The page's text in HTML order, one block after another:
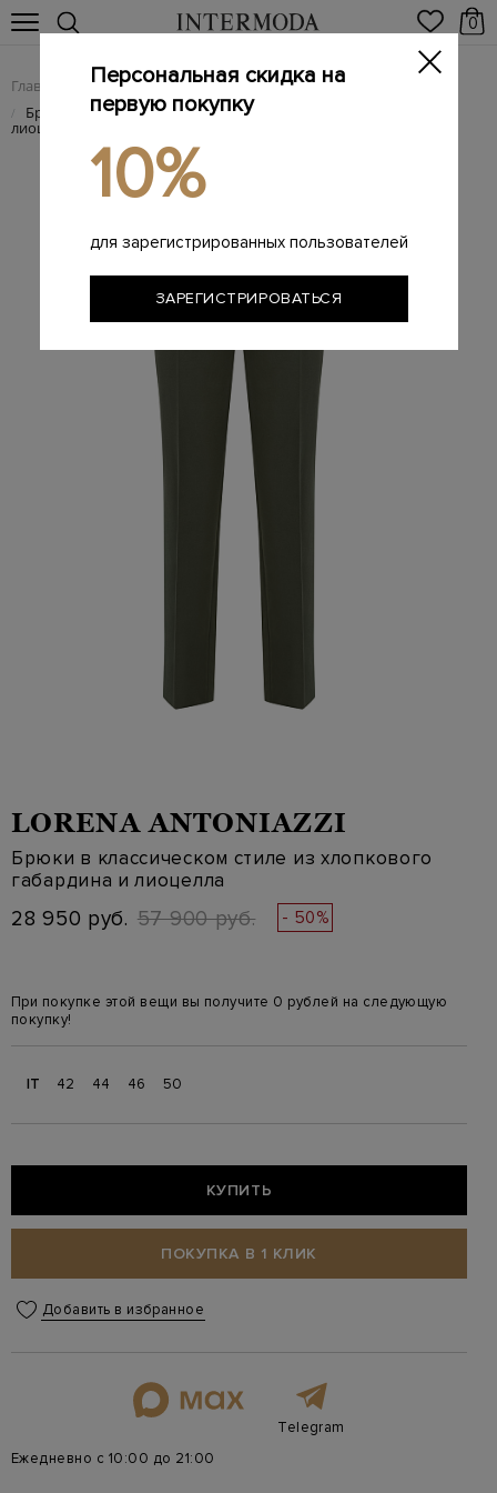
0
Главная Женщинам / Женская одежда / Женские брюки
/ Брюки в классическом стиле из хлопкового габардина и
лиоцелла
LORENA ANTONIAZZI
Брюки в классическом стиле из хлопкового
габардина и лиоцелла
28 950 руб. 57 900 руб. - 50%
При покупке этой вещи вы получите 0 рублей на следующую
покупку!
IT 42 44 46 50
КУПИТЬ
ПОКУПКА В 1 КЛИК
Добавить в избранное
Telegram
Ежедневно с 10:00 до 21:00
Персональная скидка на
первую покупку
10%
для зарегистрированных пользователей
ЗАРЕГИСТРИРОВАТЬСЯ